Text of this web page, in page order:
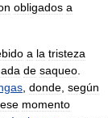
obligados a
a la tristeza
de saqueo.
, donde, según
ese momento